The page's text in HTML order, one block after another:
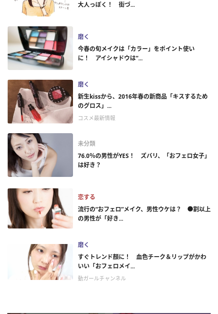
大人っぽく！ 街づ...
磨く
今春の旬メイクは「カラー」をポイント使い
に！ アイシャドウは“...
磨く
新生kissから、2016年春の新商品「キスするため
のグロス」...
コスメ最新情報
未分類
76.0％の男性がYES！ ズバリ、「おフェロ女子」
は好き？
恋する
流行の“おフェロ”メイク、男性ウケは？ ●割以上
の男性が「好き...
磨く
すぐトレンド顏に！ 血色チーク＆リップがかわ
いい「おフェロメイ...
動ガールチャンネル